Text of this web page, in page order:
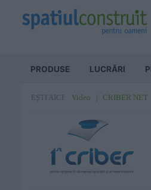
PRODUSE LUCRĂRI
EȘTI AICI: Video CRIBER NET